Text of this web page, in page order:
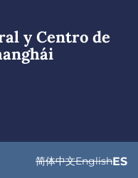
y Centro de
简体中文EnglishES